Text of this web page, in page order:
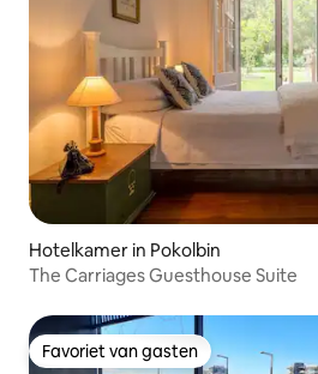
Hotelkamer in Pokolbin
The Carriages Guesthouse Suite
Favoriet van gasten
Favoriet van gasten